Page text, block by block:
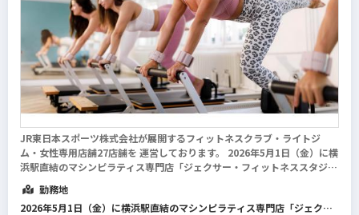
JR東日本スポーツ株式会社が展開するフィットネスクラブ・ライトジ
ム・女性専用店舗27店舗を 運営しております。 2026年5月1日（金）に横
浜駅直結のマシンピラティス専門店「ジェクサー・フィットネススタジ
ーマーグループエクササイ...
勤務地
2026年5月1日（金）に横浜駅直結のマシンピラティス専門店「ジェクサ